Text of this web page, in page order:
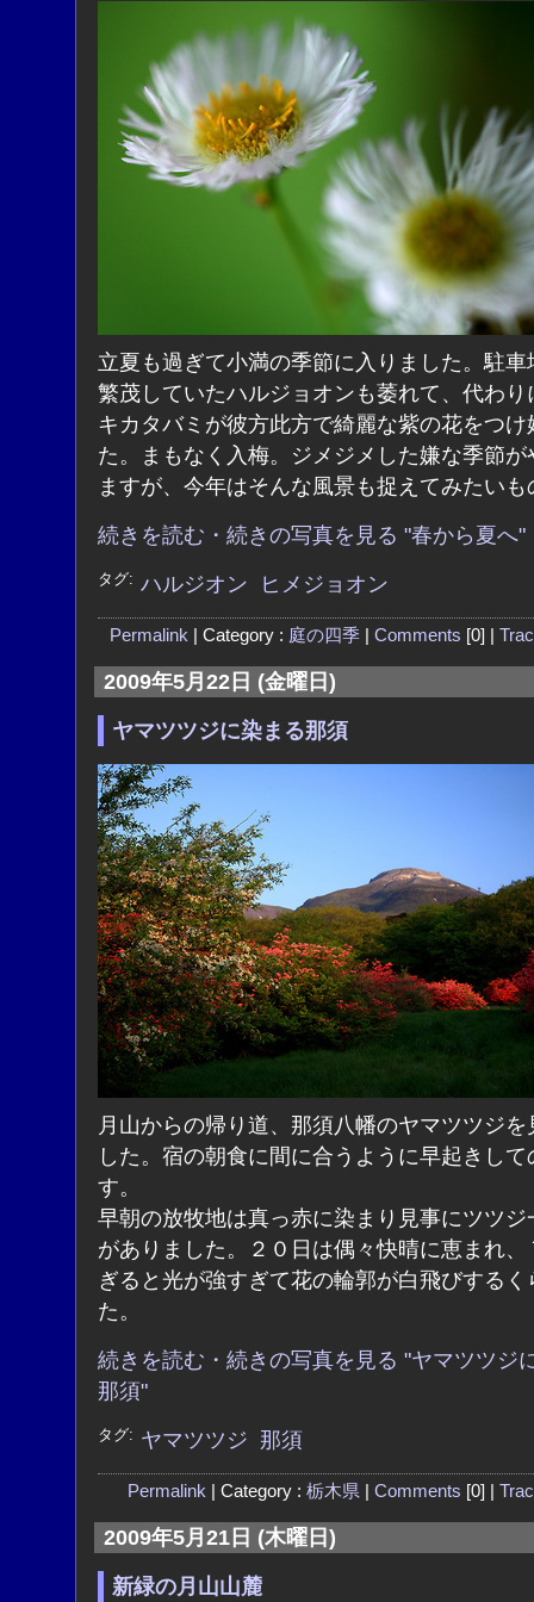
立夏も過ぎて小満の季節に入りました。駐車
繁茂していたハルジョオンも萎れて、代わり
キカタバミが彼方此方で綺麗な紫の花をつけ
た。まもなく入梅。ジメジメした嫌な季節が
ますが、今年はそんな風景も捉えてみたいも
続きを読む・続きの写真を見る "春から夏へ"
タグ: ハルジオン ヒメジョオン
Permalink | Category : 庭の四季| Comments [0] |
2009年5月22日 (金曜日)
ヤマツツジに染まる那須
月山からの帰り道、那須八幡のヤマツツジを
した。宿の朝食に間に合うように早起きして
す。
早朝の放牧地は真っ赤に染まり見事にツツジ
がありました。２０日は偶々快晴に恵まれ、
ぎると光が強すぎて花の輪郭が白飛びするく
た。
続きを読む・続きの写真を見る "ヤマツツジ
那須"
タグ: ヤマツツジ 那須
Permalink | Category : 栃木県 Comments [0] |
2009年5月21日 (木曜日)
新緑の月山山麓